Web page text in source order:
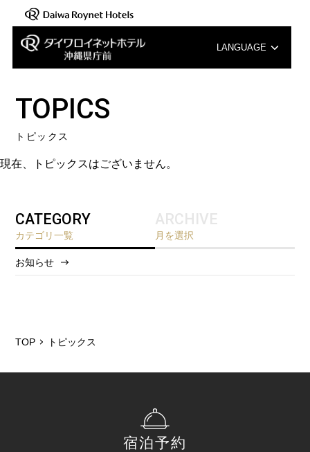
LANGUAGE
TOPICS
トピックス
現在、トピックスはございません。
CATEGORY
カテゴリ一覧
お知らせ
ARCHIVE
月を選択
2026/1
TOP トピックス
宿泊予約